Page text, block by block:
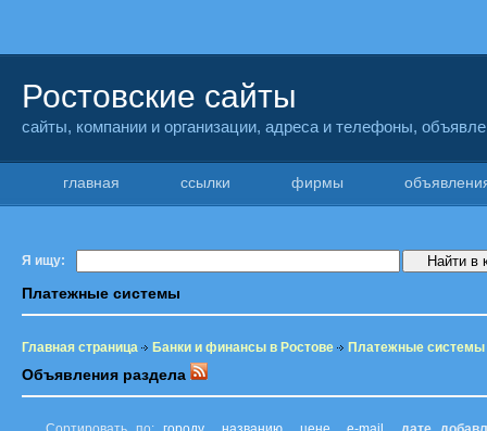
Ростовские сайты
сайты, компании и организации, адреса и телефоны,
главная ссылки фирмы
Я ищу:
Платежные системы
Главная страница Банки и финансы в Ростове Платежные системы
Объявления раздела